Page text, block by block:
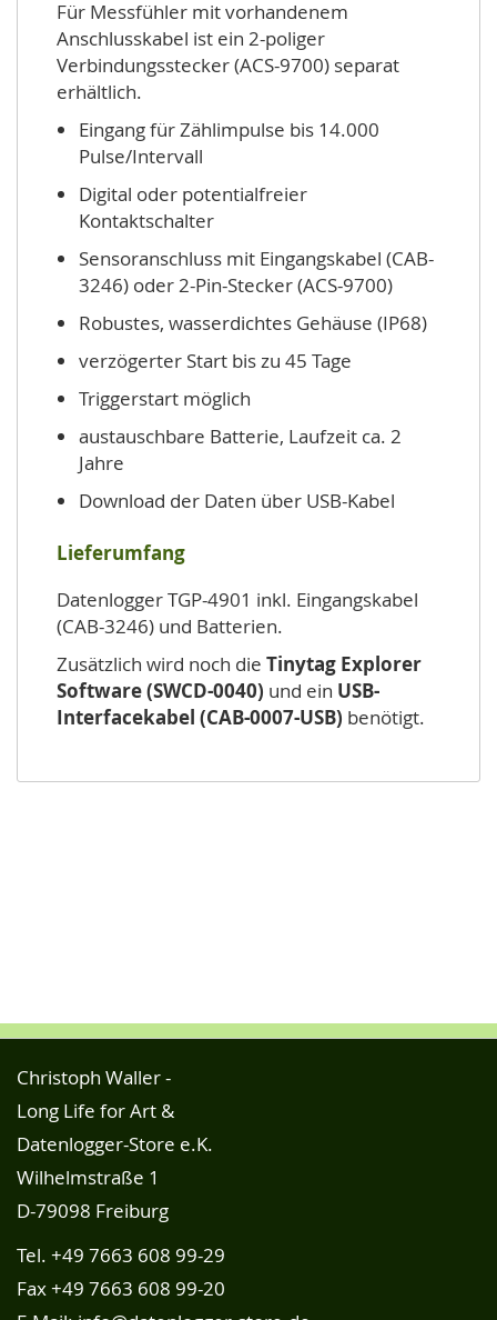
Für Messfühler mit vorhandenem
Anschlusskabel ist ein 2-poliger
Verbindungsstecker (ACS-9700) separat
erhältlich.
Eingang für Zählimpulse bis 14.000
Pulse/Intervall
Digital oder potentialfreier
Kontaktschalter
Sensoranschluss mit Eingangskabel (CAB-
3246) oder 2-Pin-Stecker (ACS-9700)
Robustes, wasserdichtes Gehäuse (IP68)
verzögerter Start bis zu 45 Tage
Triggerstart möglich
austauschbare Batterie, Laufzeit ca. 2
Jahre
Download der Daten über USB-Kabel
Lieferumfang
Datenlogger TGP-4901 inkl. Eingangskabel
(CAB-3246) und Batterien.
Zusätzlich wird noch die Tinytag Explorer
Software (SWCD-0040) und ein USB-
Interfacekabel (CAB-0007-USB) benötigt.
Christoph Waller -
Long Life for Art &
Datenlogger-Store e.K.
Wilhelmstraße 1
D-79098 Freiburg
Tel. +49 7663 608 99-29
Fax +49 7663 608 99-20